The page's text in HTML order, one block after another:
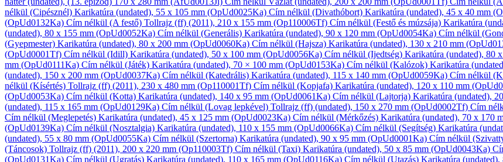
nélkül (Cipésznél) Karikatúra (undated), 55 x 105 mm (OpUd0025Ka) Cím nélkül (Divathóbort) Karikatúra (undated), 45 x 40 mm
(OpUd0132Ka) Cím nélkül (A festő) Tollrajz (ff) (2011), 210 x 155 mm (Op110006Tf) Cím nélkül (Festő és múzsája) Karikatúra
(undated), 80 x 155 mm (OpUd0052Ka) Cím nélkül (Generális) Karikatúra (undated), 90 x 120 mm (OpUd0054Ka) Cím nélkül
(Gyepmester) Karikatúra (undated), 80 x 200 mm (OpUd0060Ka) Cím nélkül (Hajsza) Karikatúra (undated), 130 x 210 mm
(OpUd0001Tf) Cím nélkül (Idill) Karikatúra (undated), 50 x 100 mm (OpUd0056Ka) Cím nélkül (Ijedtség) Karikatúra (undated), 80
mm (OpUd0111Ka) Cím nélkül (Játék) Karikatúra (undated), 70 × 100 mm (OpUd0153Ka) Cím nélkül (Kalózok) Karikatúra
(undated), 150 x 200 mm (OpUd0037Ka) Cím nélkül (Katedrális) Karikatúra (undated), 115 x 140 mm (OpUd0059Ka) Cím nélkül
nélkül (Kísértés) Tollrajz (ff) (2011), 230 x 480 mm (Op110001Tf) Cím nélkül (Kopjafa) Karikatúra (undated), 120 x 110 mm
(OpUd0053Ka) Cím nélkül (Kotta) Karikatúra (undated), 140 x 95 mm (OpUd0061Ka) Cím nélkül (Lajtorja) Karikatúra (undated),
(undated), 115 x 165 mm (OpUd0129Ka) Cím nélkül (Lovag lepkével) Tollrajz (ff) (undated), 150 x 270 mm (OpUd0002Tf) Cím
Cím nélkül (Meglepetés) Karikatúra (undated), 45 x 125 mm (OpUd0023Ka) Cím nélkül (Mérkőzés) Karikatúra (undated), 70 x 170
(OpUd0139Ka) Cím nélkül (Nosztalgia) Karikatúra (undated), 110 x 155 mm (OpUd0066Ka) Cím nélkül (Segítség) Karikatúra
(undated), 55 x 80 mm (OpUd0055Ka) Cím nélkül (Szertorna) Karikatúra (undated), 90 x 95 mm (OpUd0001Ka) Cím nélkül
(Táncosok) Tollrajz (ff) (2011), 200 x 220 mm (Op110003Tf) Cím nélkül (Taxi) Karikatúra (undated), 50 x 85 mm (OpUd0043Ka)
(OpUd0131Ka) Cím nélkül (Ugratás) Karikatúra (undated), 110 x 165 mm (OpUd0116Ka) Cím nélkül (Utazás) Karikatúra